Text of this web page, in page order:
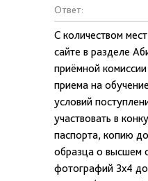
Ответ:
С количеством
сайте в разделе
приёмной
приема на
условий
участвовать в
паспорта, копию
образца о высшем
фотографий 3х4